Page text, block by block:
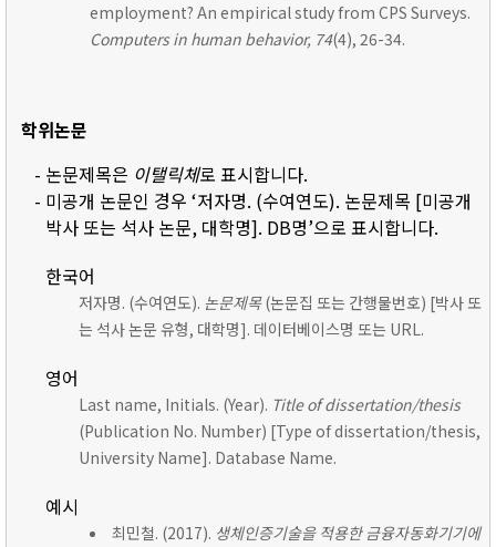
employment? An empirical study from CPS Surveys.
Computers in human behavior, 74(4), 26-34.
학위논문
- 논문제목은 이탤릭체로 표시합니다.
- 미공개 논문인 경우 ‘저자명. (수여연도). 논문제목 [미공개
박사 또는 석사 논문, 대학명]. DB명’으로 표시합니다.
한국어
저자명. (수여연도). 논문제목(논문집 또는 간행물번호) [박사 또
는 석사 논문 유형, 대학명]. 데이터베이스명 또는 URL.
영어
Last name, Initials. (Year). Title of dissertation/thesis
(Publication No. Number) [Type of dissertation/thesis,
University Name]. Database Name.
예시
최민철. (2017). 생체인증기술을 적용한 금융자동화기기에